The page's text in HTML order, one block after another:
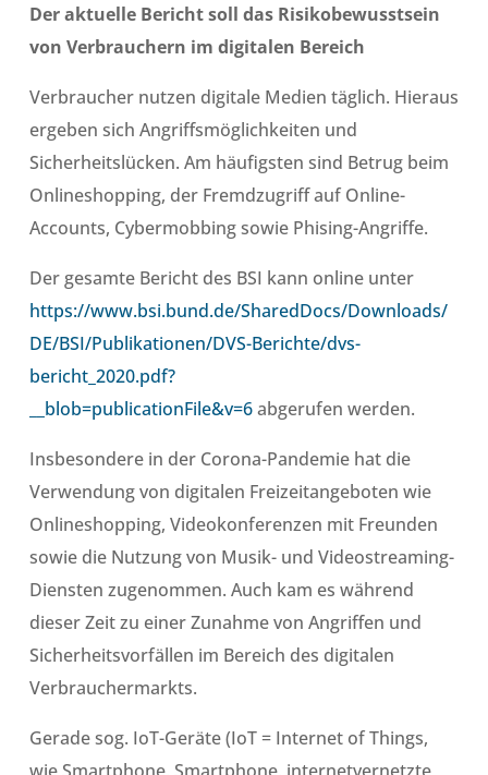
Der aktuelle Bericht soll das Risikobewusstsein
von Verbrauchern im digitalen Bereich
Verbraucher nutzen digitale Medien täglich. Hieraus
ergeben sich Angriffsmöglichkeiten und
Sicherheitslücken. Am häufigsten sind Betrug beim
Onlineshopping, der Fremdzugriff auf Online-
Accounts, Cybermobbing sowie Phising-Angriffe.
Der gesamte Bericht des BSI kann online unter
https://www.bsi.bund.de/SharedDocs/Downloads/
DE/BSI/Publikationen/DVS-Berichte/dvs-
bericht_2020.pdf?
__blob=publicationFile&v=6abgerufen werden.
Insbesondere in der Corona-Pandemie hat die
Verwendung von digitalen Freizeitangeboten wie
Onlineshopping, Videokonferenzen mit Freunden
sowie die Nutzung von Musik- und Videostreaming-
Diensten zugenommen. Auch kam es während
dieser Zeit zu einer Zunahme von Angriffen und
Sicherheitsvorfällen im Bereich des digitalen
Verbrauchermarkts.
Gerade sog. IoT-Geräte (IoT = Internet of Things,